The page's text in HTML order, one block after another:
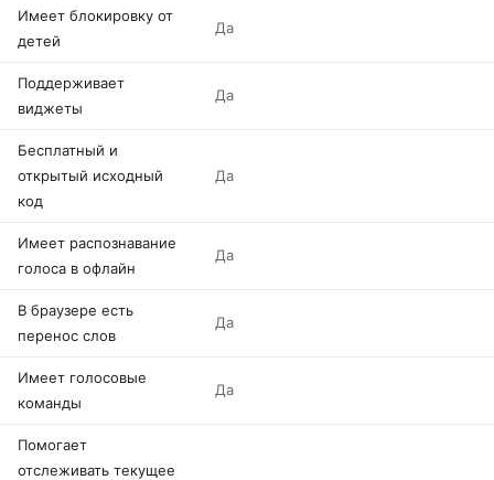
Имеет блокировку от
детей
Да
Поддерживает
виджеты
Да
Бесплатный и
открытый исходный
код
Да
Имеет распознавание
голоса в офлайн
Да
В браузере есть
перенос слов
Да
Имеет голосовые
команды
Да
Помогает
отслеживать текущее